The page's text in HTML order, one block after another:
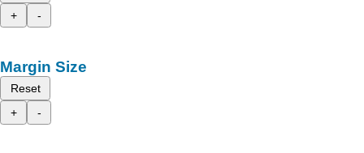
+
-
Margin Size
Reset
+
-